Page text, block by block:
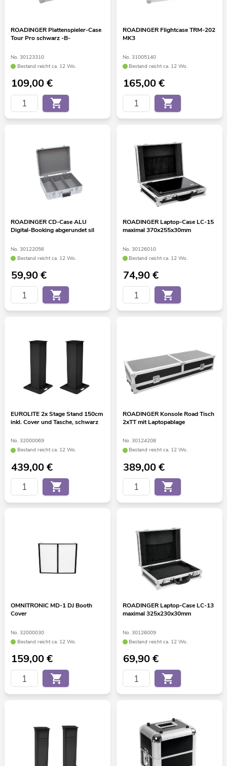
ROADINGER Plattenspieler-Case
Tour Pro schwarz -B-
No. 30123310
Bestand reicht ca. 12 Wo.
109,00€
ROADINGER Flightcase TRM-202
MK3
No. 31005140
Bestand reicht ca. 12 Wo.
165,00€
ROADINGER CD-Case ALU
Digital-Booking abgerundet sil
No. 30122056
Bestand reicht ca. 12 Wo.
59,90€
ROADINGER Laptop-Case LC-15
maximal 370x255x30mm
No. 30126010
Bestand reicht ca. 12 Wo.
74,90€
EUROLITE 2x Stage Stand 150cm
inkl. Cover und Tasche, schwarz
No. 32000069
Bestand reicht ca. 12 Wo.
439,00€
ROADINGER Konsole Road Tisch
2xTT mit Laptopablage
No. 30124208
Bestand reicht ca. 12 Wo.
389,00€
OMNITRONIC MD-1 DJ Booth
Cover
No. 32000030
Bestand reicht ca. 12 Wo.
159,00€
ROADINGER Laptop-Case LC-13
maximal 325x230x30mm
No. 30126009
Bestand reicht ca. 12 Wo.
69,90€